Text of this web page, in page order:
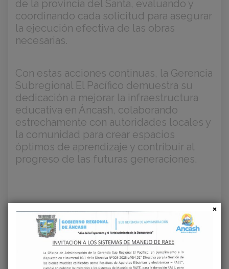
de la provincia del Santa, evaluando y
coordinando cada solicitud para asegurar
la ejecución efectiva de las obras
necesarias.
Con estas acciones continuas, la Gerencia
Subregional El Pacífico demuestra su
dedicación a mejorar la infraestructura
educativa en Áncash, colaborando
estrechamente con autoridades locales y
la comunidad para crear espacios
óptimos de aprendizaje y contribuir al
progreso de las futuras generaciones.